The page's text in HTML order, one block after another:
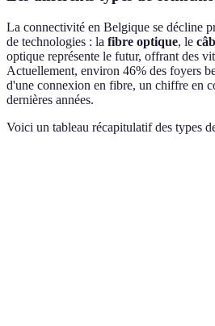
La connectivité en Belgique se décline
de technologies : la fibre optique, le
optique représente le futur, offrant des
Actuellement, environ 46% des foyers
d'une connexion en fibre, un chiffre en
dernières années.
Voici un tableau récapitulatif des types